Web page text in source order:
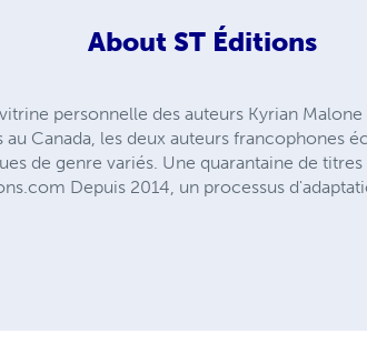
About ST Éditions
personnelle des auteurs Kyrian
Canada, les deux auteurs francophones
de genre variés. Une quarantaine de
Depuis 2014, un processus